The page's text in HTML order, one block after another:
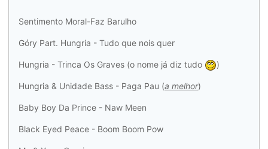
Sentimento Moral-Faz Barulho
Góry Part. Hungria - Tudo que nois quer
Hungria - Trinca Os Graves (o nome já diz tudo )
Hungria & Unidade Bass - Paga Pau (a melhor)
Baby Boy Da Prince - Naw Meen
Black Eyed Peace - Boom Boom Pow